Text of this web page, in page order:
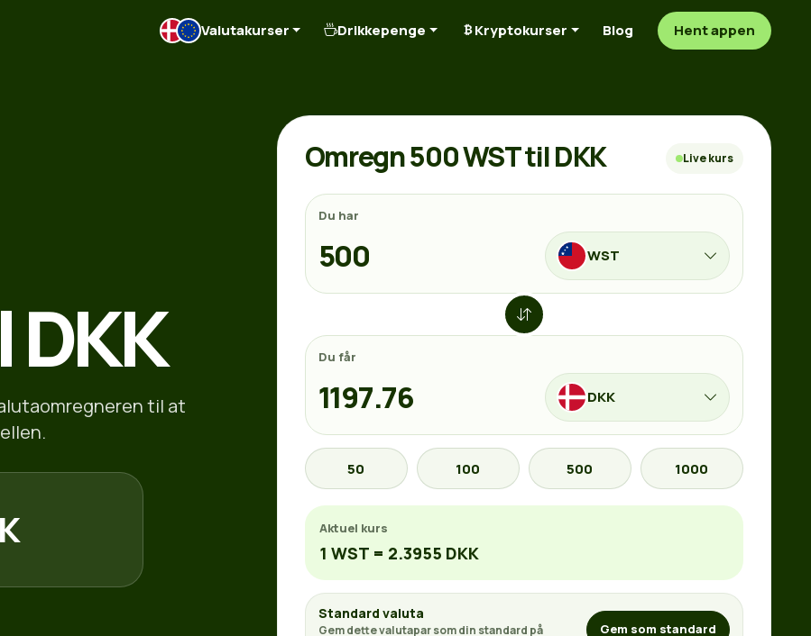
Valutakurser Drikkepenge Kryptokurser Blog Hent appen
til at
Omregn 500 WST til DKK Live kurs
Du har
WST
Du får
DKK
50 100 500 1000
Aktuel kurs
1 WST = 2.3955 DKK
Standard valuta
Gem dette valutapar som din standard på
Gem som standard